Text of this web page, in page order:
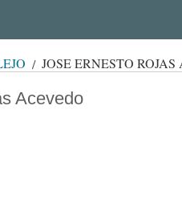
JOSE ERNESTO
Acevedo